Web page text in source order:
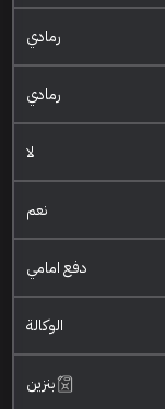
رمادي
رمادي
لا
نعم
دفع امامي
الوكالة
بنزين